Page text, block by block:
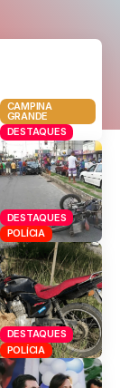
CAMPINA
GRANDE
DESTAQUES
DESTAQUES
POLÍCIA
DESTAQUES
POLÍCIA